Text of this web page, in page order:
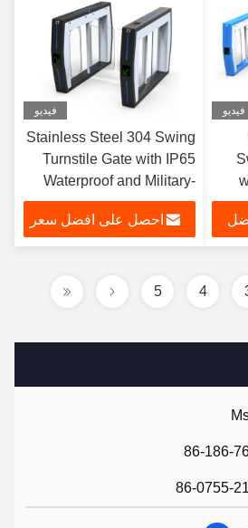
86-186-
86-0755-
فيديو فيديو
Stainless Steel 304 Swing
Turnstile Gate with IP65
Waterproof and Military-
Grade Durability
احصل على افضل سعر
4
5